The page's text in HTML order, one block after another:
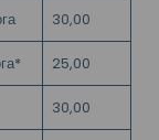
30,00
25,00
30,00